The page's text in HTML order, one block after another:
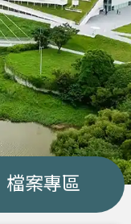
檔案專區